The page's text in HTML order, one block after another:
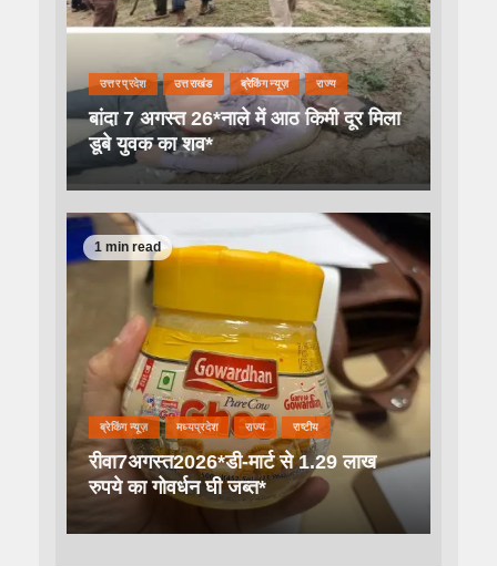
उत्तर प्रदेश उत्तराखंड ब्रेकिंग न्यूज़ राज्य
बांदा 7 अगस्त 26*नाले में आठ किमी दूर मिला
डूबे युवक का शव*
1 min read
ब्रेकिंग न्यूज़ मध्यप्रदेश राज्य राष्टीय
रीवा7अगस्त2026*डी-मार्ट से 1.29 लाख
रुपये का गोवर्धन घी जब्त*